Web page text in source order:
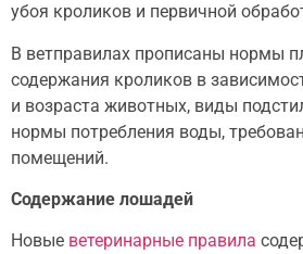
убоя кроликов и первичной
В ветправилах прописаны нормы
содержания кроликов в
и возраста животных, виды
нормы потребления воды,
помещений.
Содержание лошадей
Новые ветеринарные правила